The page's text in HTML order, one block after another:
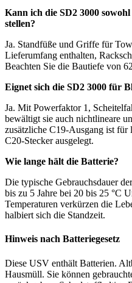
Kann ich die SD2 3000
stellen?
Ja. Standfüße und Griffe für
Lieferumfang enthalten,
Beachten Sie die Bautiefe von
Eignet sich die SD2 3000 für
Ja. Mit Powerfaktor 1,
bewältigt sie auch nichtlineare
zusätzliche C19-Ausgang ist für
C20-Stecker ausgelegt.
Wie lange hält die Batterie?
Die typische Gebrauchsdauer
bis zu 5 Jahre bei 20 bis 25 °C
Temperaturen verkürzen die
halbiert sich die Standzeit.
Hinweis nach Batteriegesetz
Diese USV enthält Batterien.
Hausmüll. Sie können